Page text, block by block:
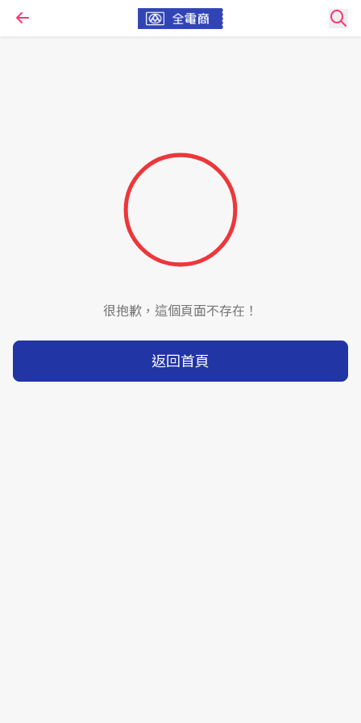
很抱歉，這個頁面不存在！
返回首頁